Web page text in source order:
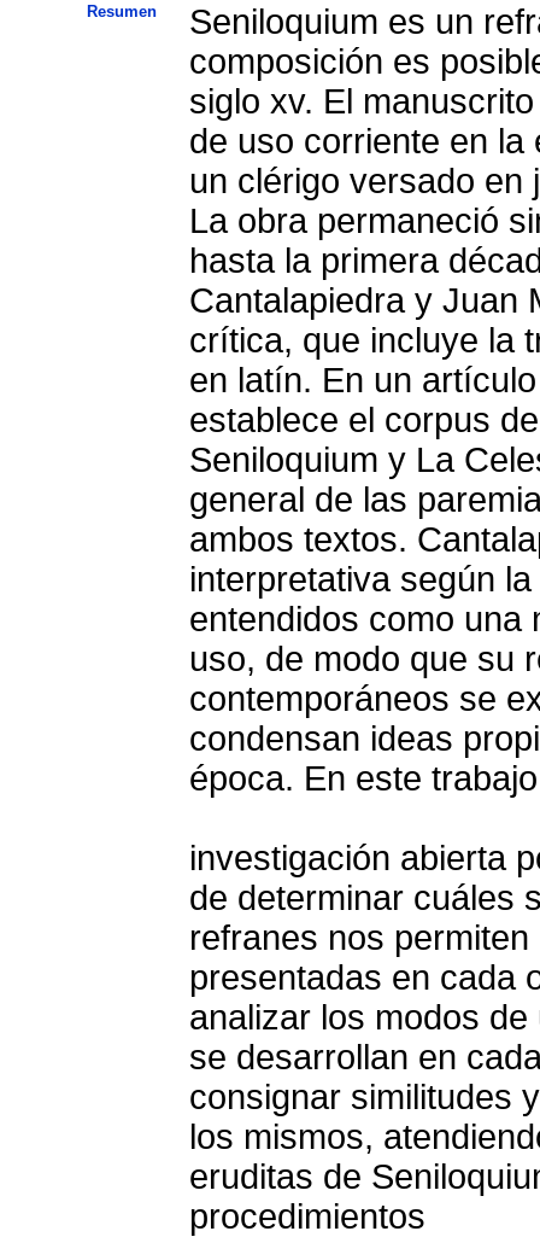
Resumen
Seniloquium es un
composición es
siglo xv. El
de uso corriente en
un clérigo versado en
La obra permaneció
hasta la primera
Cantalapiedra y Juan
crítica, que incluye la
en latín. En un
establece el corpus
Seniloquium y La
general de las
ambos textos.
interpretativa según
entendidos como una
uso, de modo que su
contemporáneos se
condensan ideas
época. En este
investigación abierta
de determinar cuáles
refranes nos
presentadas en cada
analizar los modos
se desarrollan en
consignar similitudes
los mismos,
eruditas de
procedimientos